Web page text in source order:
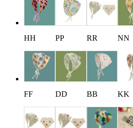
HH PP RR NN
FF DD BB KK